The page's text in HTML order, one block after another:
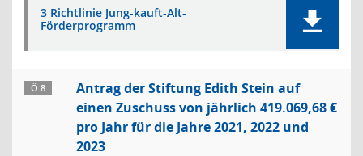
3 Richtlinie Jung-kauft-Alt-
Förderprogramm
Ö 8
Antrag der Stiftung Edith Stein auf
einen Zuschuss von jährlich 419.069,68 €
pro Jahr für die Jahre 2021, 2022 und
2023